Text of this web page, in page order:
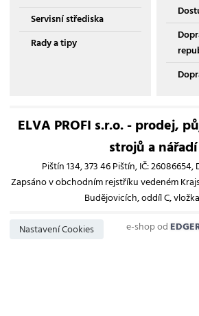
Servisní střediska
Rady a tipy
ELVA PROFI s.r.o. - prodej,
strojů a nářadí
Pištín 134, 373 46 Pištín, IČ: 26086654,
Zapsáno v obchodním rejstříku vedeném
Budějovicích, oddíl C, vložka
Nastavení Cookies e-shop od